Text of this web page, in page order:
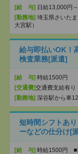
[給 与] 日給13,000円～
[勤務地] 埼玉県さいた
大宮駅）
給与即払いOK！
検査業務[派遣]
[給 与] 時給1500円
[交通費]交通費支給有り
[勤務地] 深谷駅から車
短時間シフトあ
ーなどの仕分け[
[給 与] 時給1500円 ■